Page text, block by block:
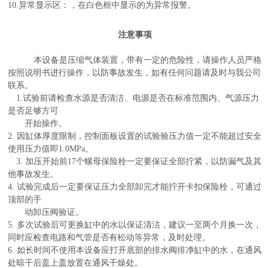
10.异常显示区：，在白色框中显示的为异常报警。
注意事项
本设备是压缩气体装置，带有一定的危险性，请操作人员严格
按照说明书进行操作，以防事故发生，如有任何问题请及时与我公司
联系。
1.试验前请检查水源是否清洁、电源是否在标准范围内、气源压力
是否足够方可
开始操作。
2. 因缸体厚度限制，控制面板设置的试验验压力值一定不能超过安全
使用压力值即1.0MPa。
3. 加压开始前17个螺母保险栓一定要保证全部拧紧，以防漏气及其
他事故发生。
4. 试验完成后一定要保证压力全部卸完才能拧开卡扣保险栓，可通过
顶部的手
动卸压阀验证。
5. 多次试验后可更换缸中的水以保证清洁，建议一至两个月换一次，
同时应检查电路和气管是否有松动等异常，及时处理。
6. 如长时间不使用本设备应打开底部的排水阀排净缸中的水，在通风
处晾干后盖上盖放置在通风干燥处。